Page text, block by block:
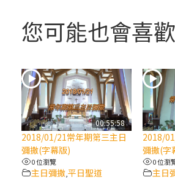
人相遇
(2)黃敏正主教帶你做
越的智慧】：七項齋
【信仰之旅】第九集
樂多」—歐義明神父 /
您可能也會喜歡
00:55:58
2018/01/21常年期第三主日
彌撒(字幕版)
0 位瀏覽
主日彌撒 ,平日聖道
2018/
彌撒(字
0 位瀏
主日